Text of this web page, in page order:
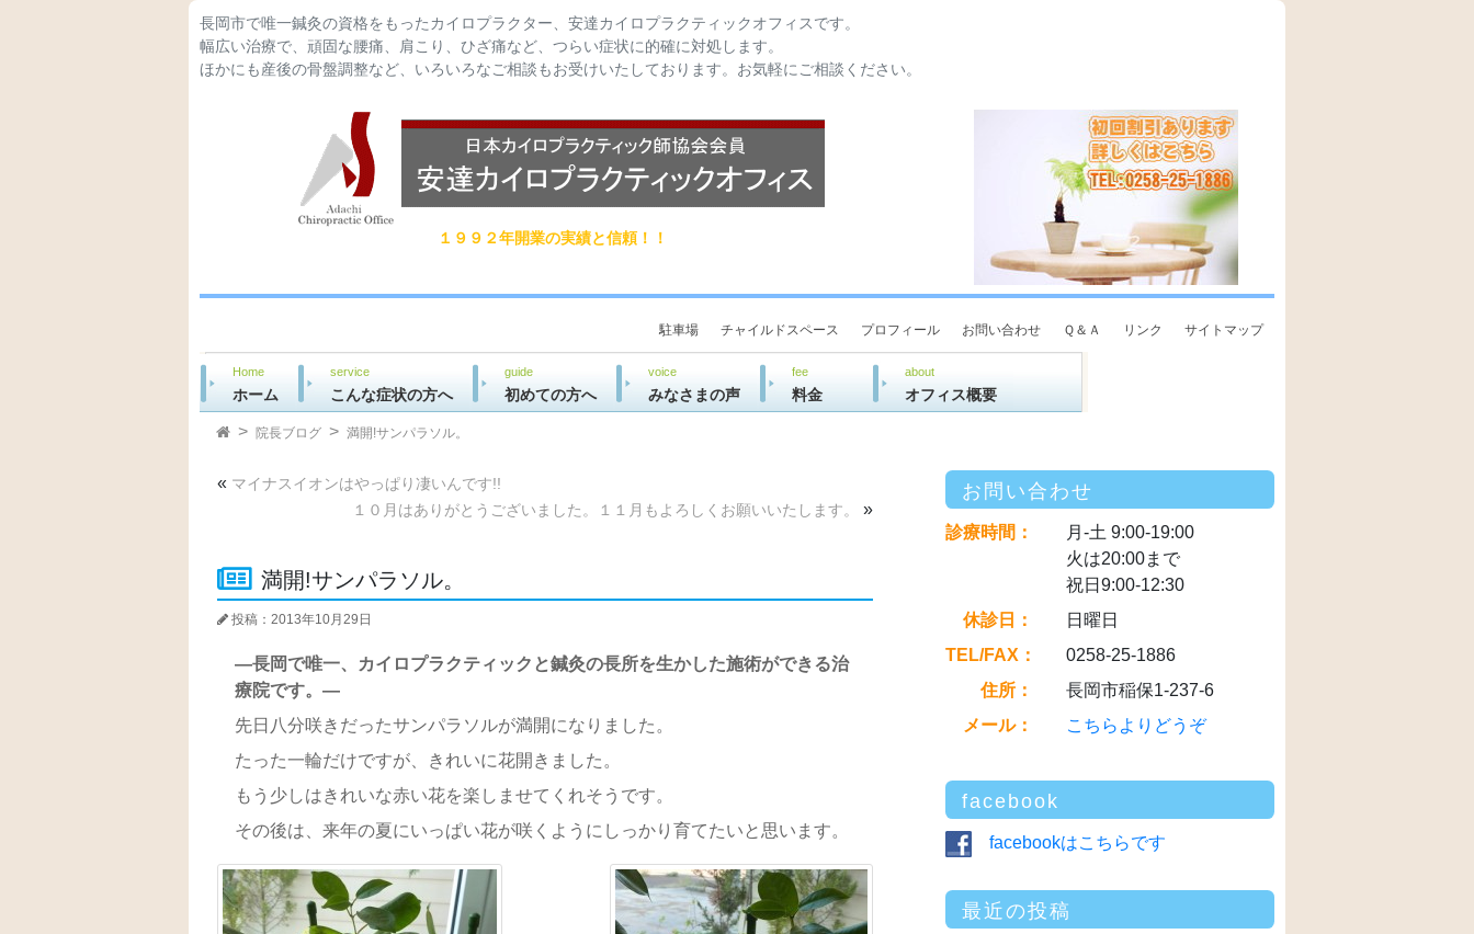
長岡市で唯一鍼灸の資格をもったカイロプラクター、安達カイロプラクティックオフィスです。
幅広い治療で、頑固な腰痛、肩こり、ひざ痛など、つらい症状に的確に対処します。
ほかにも産後の骨盤調整など、いろいろなご相談もお受けいたしております。お気軽にご相談ください。
１９９２年開業の実績と信頼！！
駐車場 チャイルドスペース プロフィール お問い合わせ Ｑ＆Ａ リンク サイトマップ
Home
ホーム
service
こんな症状の方へ
guide
初めての方へ
voice
みなさまの声
fee
料金
about
オフィス概要
院長ブログ 満開!サンパラソル。
« マイナスイオンはやっぱり凄いんです!!
１０月はありがとうございました。１１月もよろしくお願いいたします。
»
満開!サンパラソル。
投稿：2013年10月29日
―長岡で唯一、カイロプラクティックと鍼灸の長所を生かした施術ができる治
療院です。―
先日八分咲きだったサンパラソルが満開になりました。
たった一輪だけですが、きれいに花開きました。
もう少しはきれいな赤い花を楽しませてくれそうです。
その後は、来年の夏にいっぱい花が咲くようにしっかり育てたいと思います。
お問い合わせ
診療時間：
月-土 9:00-19:00
火は20:00まで
祝日9:00-12:30
休診日：
日曜日
TEL/FAX：
0258-25-1886
住所：
長岡市稲保1-237-6
メール：
こちらよりどうぞ
facebook
facebookはこちらです
最近の投稿